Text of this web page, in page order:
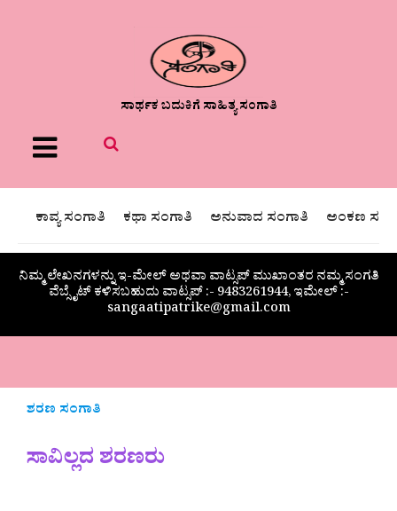
ಸಾರ್ಥಕ ಬದುಕಿಗೆ ಸಾಹಿತ್ಯ ಸಂಗಾತಿ
Menu
ಕಾವ್ಯ ಸಂಗಾತಿ ಕಥಾ ಸಂಗಾತಿ ಅನುವಾದ ಸಂಗಾತಿ ಅಂಕಣ
ನಿಮ್ಮ ಲೇಖನಗಳನ್ನು ಇ-ಮೇಲ್ ಅಥವಾ ವಾಟ್ಸಪ್ ಮುಖಾಂತರ ನಮ್ಮ ಸಂಗತಿ
ವೆಬ್ಸೈಟ್ ಕಳಿಸಬಹುದು ವಾಟ್ಸಪ್‌ :- 9483261944, ಇಮೇಲ್ :-
sangaatipatrike@gmail.com
ಶರಣ ಸಂಗಾತಿ
ಸಾವಿಲ್ಲದ ಶರಣರು